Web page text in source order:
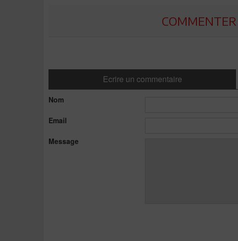
Ecrire un commentaire
Nom
Email
Message